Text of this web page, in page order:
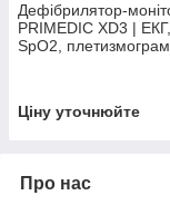
Дефібрилятор-
PRIMEDIC XD3 | ЕКГ,
SpO2,
Ціну уточнюйте
Про нас